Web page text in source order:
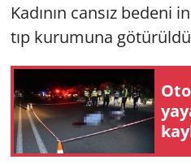
Kadının cansız bedeni
tıp kurumuna